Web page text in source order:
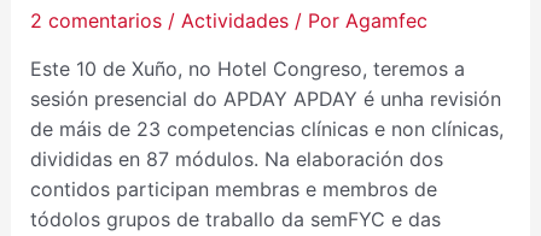
2 comentarios / Actividades/ Por Agamfec
Este 10 de Xuño, no Hotel Congreso, teremos a
sesión presencial do APDAY APDAY é unha revisión
de máis de 23 competencias clínicas e non clínicas,
divididas en 87 módulos. Na elaboración dos
contidos participan membras e membros de
tódolos grupos de traballo da semFYC e das